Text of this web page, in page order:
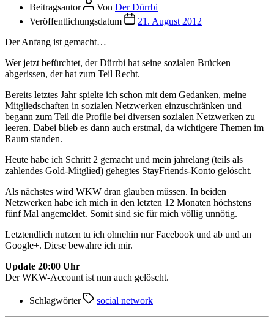
Beitragsautor Von Der Dürrbi
Veröffentlichungsdatum
21. August 2012
Der Anfang ist gemacht…
Wer jetzt befürchtet, der Dürrbi hat seine sozialen Brücken
abgerissen, der hat zum Teil Recht.
Bereits letztes Jahr spielte ich schon mit dem Gedanken, meine
Mitgliedschaften in sozialen Netzwerken einzuschränken und
begann zum Teil die Profile bei diversen sozialen Netzwerken zu
leeren. Dabei blieb es dann auch erstmal, da wichtigere Themen im
Raum standen.
Heute habe ich Schritt 2 gemacht und mein jahrelang (teils als
zahlendes Gold-Mitglied) gehegtes StayFriends-Konto gelöscht.
Als nächstes wird WKW dran glauben müssen. In beiden
Netzwerken habe ich mich in den letzten 12 Monaten höchstens
fünf Mal angemeldet. Somit sind sie für mich völlig unnötig.
Letztendlich nutzen tu ich ohnehin nur Facebook und ab und an
Google+. Diese bewahre ich mir.
Update 20:00 Uhr
Der WKW-Account ist nun auch gelöscht.
Schlagwörter social network